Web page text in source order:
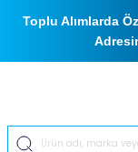
Toplu Alımlarda